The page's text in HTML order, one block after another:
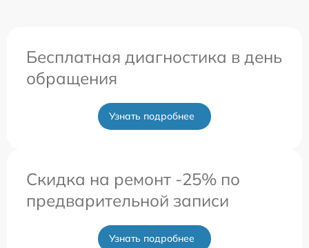
Бесплатная диагностика в день
обращения
Узнать подробнее
Скидка на ремонт -25% по
предварительной записи
Узнать подробнее